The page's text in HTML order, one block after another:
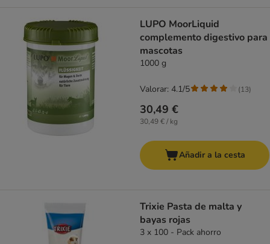
LUPO MoorLiquid
complemento digestivo para
mascotas
1000 g
30,49 €
30,49 € / kg
Valorar: 4.1/5 (13)
Añadir a la cesta
Trixie Pasta de malta y
bayas rojas
3 x 100 - Pack ahorro